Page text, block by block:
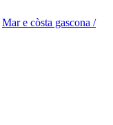
Mar e còsta gascona /